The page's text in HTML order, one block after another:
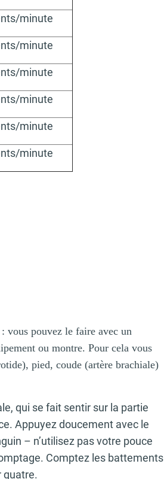
minute
minute
minute
minute
minute
minute
vous pouvez le faire avec un
ou montre. Pour cela vous
pied, coude (artère brachiale)
qui se fait sentir sur la partie
Appuyez doucement avec le
– n’utilisez pas votre pouce
Comptez les battements
quatre.